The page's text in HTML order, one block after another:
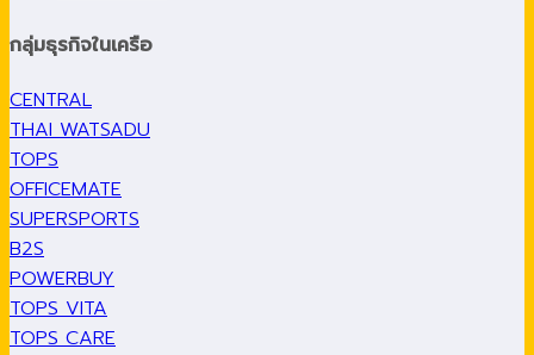
กลุ่มธุรกิจในเครือ
CENTRAL
THAI WATSADU
TOPS
OFFICEMATE
SUPERSPORTS
B2S
POWERBUY
TOPS VITA
TOPS CARE